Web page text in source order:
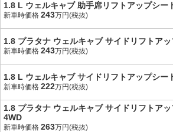
1.8 L ウェルキャブ 助手席リフトアップシー
新車時価格 243万円(税抜)
1.8 プラタナ ウェルキャブ サイドリフトア
新車時価格 243万円(税抜)
1.8 L ウェルキャブ サイドリフトアップシー
新車時価格 222万円(税抜)
1.8 プラタナ ウェルキャブ サイドリフトア
4WD
新車時価格 263万円(税抜)